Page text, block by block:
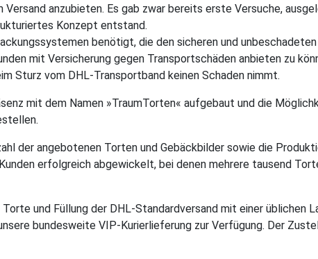
anzubieten. Es gab zwar bereits erste Versuche,
Konzept entstand.
benötigt, die den sicheren und
mit Versicherung gegen Transportschäden anbieten zu
Sturz vom DHL-Transportband keinen Schaden nimmt.
mit dem Namen »TraumTorten« aufgebaut und die
der angebotenen Torten und Gebäckbilder sowie die
erfolgreich abgewickelt, bei denen mehrere tausend
und Füllung der DHL-Standardversand mit einer üblichen
bundesweite VIP-Kurierlieferung zur Verfügung. Der